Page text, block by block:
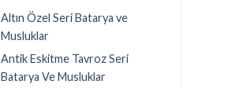
Altın Özel Seri Batarya ve
Musluklar
Antik Eskitme Tavroz Seri
Batarya Ve Musluklar